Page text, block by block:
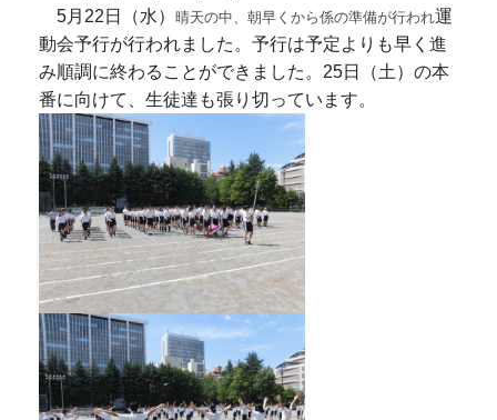
5月22日（水） 晴天の中、朝早くから係の準備が行われ運
動会予行が行われました。予行は予定よりも早く進
み順調に終わることができました。25日（土）の本
番に向けて、生徒達も張り切っています。